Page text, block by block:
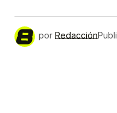
por Redacción